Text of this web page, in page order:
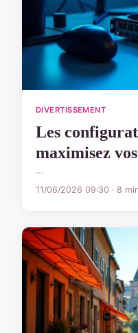
DIVERTISSEMENT
Les
maximisez
...
11/06/2026 09:30 · 8